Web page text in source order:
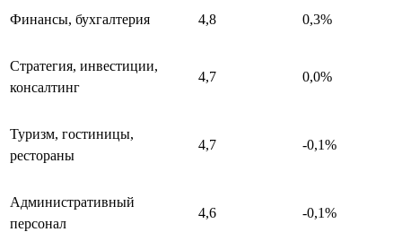
Финансы, бухгалтерия 4,8 0,3%
Стратегия, инвестиции,
консалтинг
4,7 0,0%
Туризм, гостиницы,
рестораны
4,7 -0,1%
Административный
персонал
4,6 -0,1%